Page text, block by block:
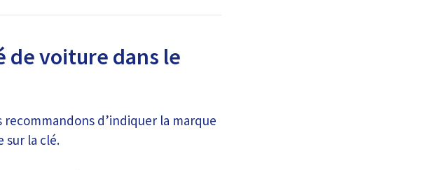
de voiture dans le
d’indiquer la marque
sur la clé.